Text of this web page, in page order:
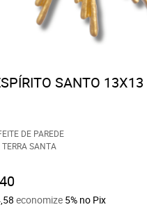
SANTO 13X13
DE PAREDE
SANTA
economize 5% no Pix